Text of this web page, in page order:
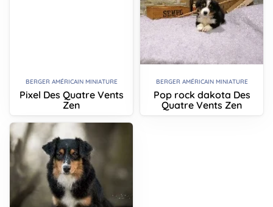
BERGER AMÉRICAIN MINIATURE
Pixel Des Quatre Vents
Zen
BERGER AMÉRICAIN MINIATURE
Pop rock dakota Des
Quatre Vents Zen